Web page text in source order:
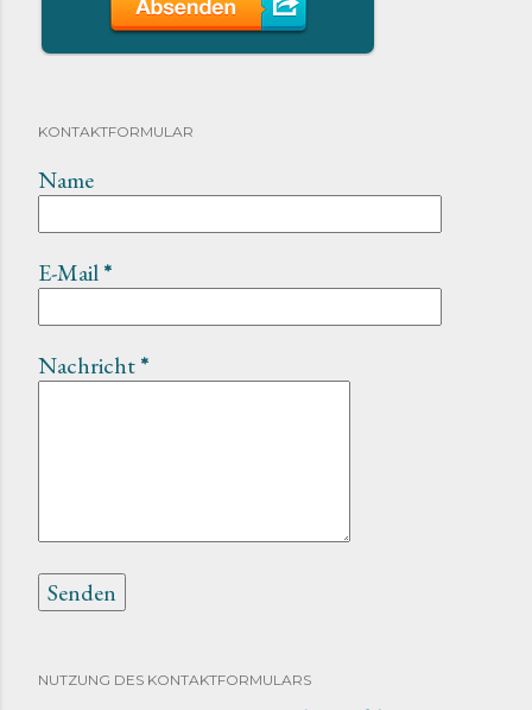
KONTAKTFORMULAR
Name
E-Mail*
Nachricht*
NUTZUNG DES KONTAKTFORMULARS